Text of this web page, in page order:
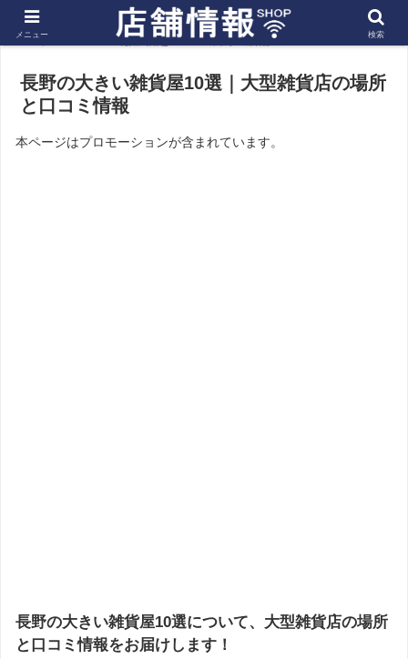
ホーム 北陸 信越 長野の店舗
長野の大きい雑貨屋10選｜大型雑貨店の場所
と口コミ情報
本ページはプロモーションが含まれています。
長野の大きい雑貨屋10選について、大型雑貨店の場所
と口コミ情報をお届けします！
メニュー 検索